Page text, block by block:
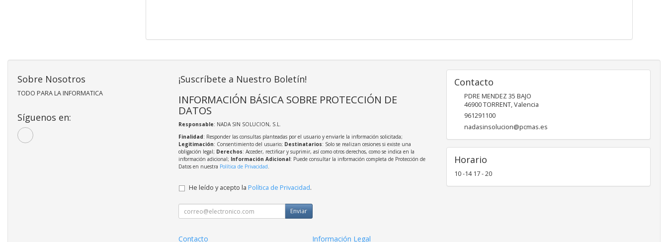
Sobre Nosotros
TODO PARA LA INFORMATICA
Síguenos en:
¡Suscríbete a Nuestro Boletín!
INFORMACIÓN BÁSICA SOBRE PROTECCIÓN DE
DATOS
Responsable: NADA SIN SOLUCION, S.L.
Finalidad: Responder las consultas planteadas por el usuario y enviarle la información solicitada;
Legitimación: Consentimiento del usuario; Destinatarios: Solo se realizan cesiones si existe una
obligación legal; Derechos: Acceder, rectificar y suprimir, así como otros derechos, como se indica en la
información adicional; Información Adicional: Puede consultar la información completa de Protección de
Datos en nuestra Política de Privacidad.
He leído y acepto la Política de Privacidad.
Enviar
Contacto Información Legal
Contacto
PDRE MENDEZ 35 BAJO
46900TORRENT,Valencia
961291100
nadasinsolucion@pcmas.es
Horario
10 -14 17 - 20